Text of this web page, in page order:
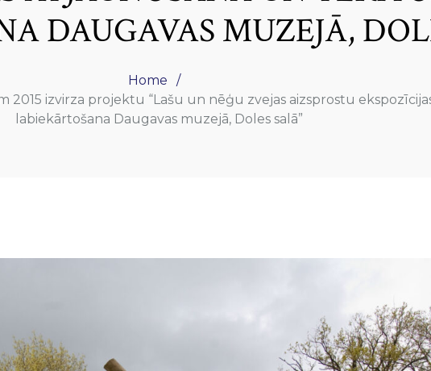
DAUGAVAS MUZEJĀ,
Home
izvirza projektu “Lašu un nēģu zvejas aizsprostu
labiekārtošana Daugavas muzejā, Doles salā”